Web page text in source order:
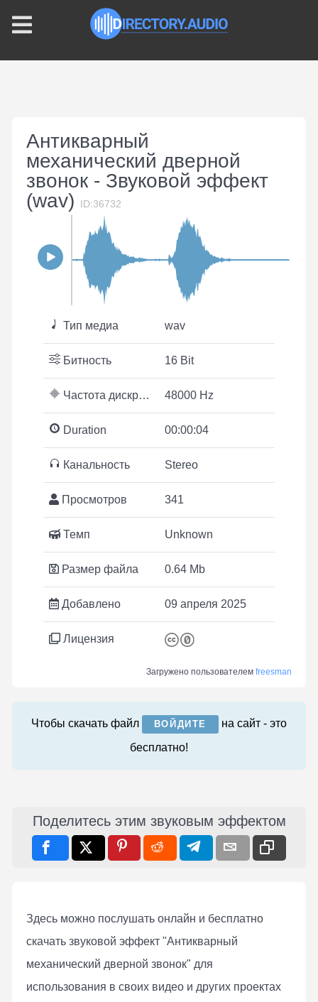
Антикварный
механический дверной
звонок - Звуковой эффект
(wav)
ID:36732
Тип медиа wav
Битность 16 Bit
Частота дискретизации 48000 Hz
Duration 00:00:04
Канальность Stereo
Просмотров 341
Темп Unknown
Размер файла 0.64 Mb
Добавлено 09 апреля 2025
Лицензия
Загружено пользователем freesman
Чтобы скачать файл ВОЙДИТЕ
на сайт - это
бесплатно!
Поделитесь этим звуковым эффектом
Здесь можно послушать онлaйн и бесплатно
скачать звуковой эффект "Антикварный
механический дверной звонок" для
использования в своих видео и других проектах